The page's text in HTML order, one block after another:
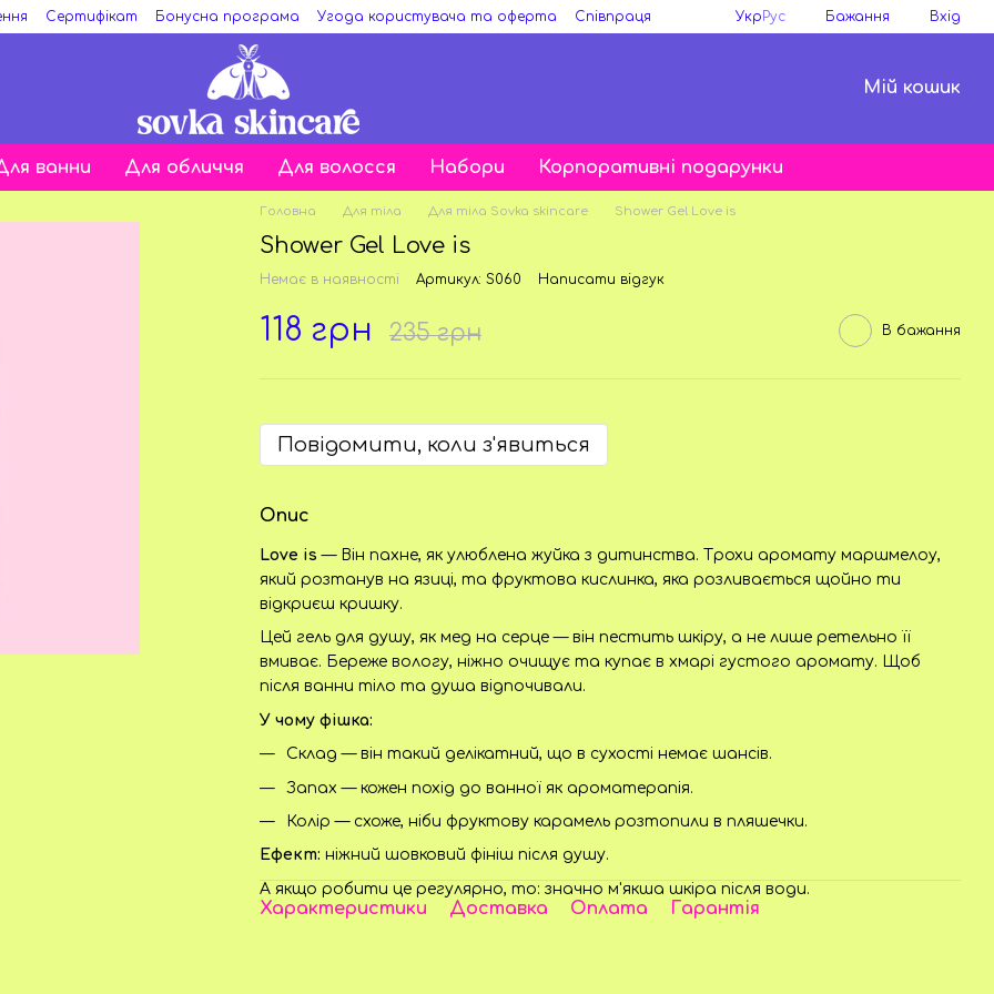
Сертифікат Бонусна програма Угода користувача та оферта
Співпраця
УкрРус Бажання Вхід
Мій кошик
ванни Для обличчя Для волосся Набори Корпоративні подарунки
Головна Для тіла Для тіла Sovka skincare Shower Gel Love is
Shower Gel Love is
Немає в наявності Артикул: S060 Написати відгук
118 грн 235 грн В бажання
Повідомити, коли з'явиться
Опис
Love is— Він пахне, як улюблена жуйка з дитинства. Трохи аромату маршмелоу,
який розтанув на язиці, та фруктова кислинка, яка розливається щойно ти
відкриєш кришку.
Цей гель для душу, як мед на серце — він пестить шкіру, а не лише ретельно її
вмиває. Береже вологу, ніжно очищує та купає в хмарі густого аромату. Щоб
після ванни тіло та душа відпочивали.
У чому фішка:
Склад — він такий делікатний, що в сухості немає шансів.
Запах — кожен похід до ванної як ароматерапія.
Колір — схоже, ніби фруктову карамель розтопили в пляшечки.
Ефект: ніжний шовковий фініш після душу.
А якщо робити це регулярно, то: значно м'якша шкіра після води.
Характеристики Доставка Оплата Гарантія